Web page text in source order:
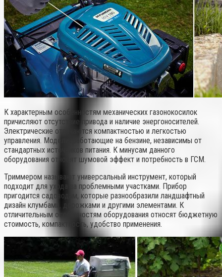
К характерным особенностям механических газонокосилок
причисляют отсутствие привода и наличие энергоносителей.
Электрические отличаются компактностью и легкостью
управления. Модели, работающие на бензине, независимы от
стандартных источников питания. К минусам данного
оборудования относят шумовой эффект и потребность в ГСМ.
Триммером называют универсальный инструмент, который
подходит для ухода за проблемными участками. Прибор
пригодится садоводам, которые разнообразили ландшафтный
дизайн клумбами, дорожками и другими элементами. К
отличительным особенностям оборудования относят бюджетную
стоимость, компактность, удобство применения.